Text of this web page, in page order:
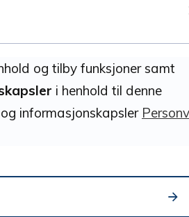
og tilby funksjoner samt
i henhold til denne
informasjonskapsler